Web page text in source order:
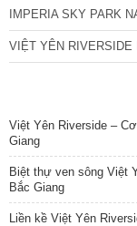
IMPERIA SKY PARK
VIỆT YÊN RIVERSIDE
Việt Yên Riverside –
Giang
Biệt thự ven sông Việt
Bắc Giang
Liền kề Việt Yên